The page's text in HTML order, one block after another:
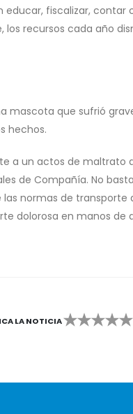
fiscalizar, contar
recursos cada año
que sufrió
hechos.
a un actos de maltrato
de Compañía. No
normas de
dolorosa en manos de
LA NOTICIA
2 3 4 5